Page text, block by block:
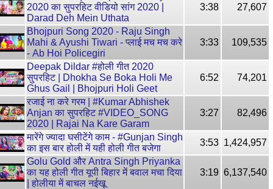
2020 का सुपरहिट वीडियो सांग 2020 |
Darad Deh Mein Uthata
3:38 27,607
Bhojpuri Song 2020 - Raju Singh
Mahi & Ayushi Tiwari - प्लाई मच मच करे
- Ab Hoi Policegiri
3:33 109,535
Deepak Dildar #होली गीत 2020
सुपरहिट | Dhokha Se Boka Holi Me
Ghus Gail | Bhojpuri Holi Geet
6:52 74,201
रजाई ना करे गरम | #Kumar Abhishek
Anjan का सुपरहिट #VIDEO_SONG
2020 | Rajai Na Kare Garam
3:27 82,496
मारेंगे ज्यादा घसीटेंगे काम - #Gunjan Singh
का इस बार होली में यही होली गीत बजेगा
3:53 1,424,957
Golu Gold और Antra Singh Priyanka
का यह होली गीत यूपी बिहार में बवाल मचा दिया
| होलीया में बाचल नईखू
3:19 6,137,540